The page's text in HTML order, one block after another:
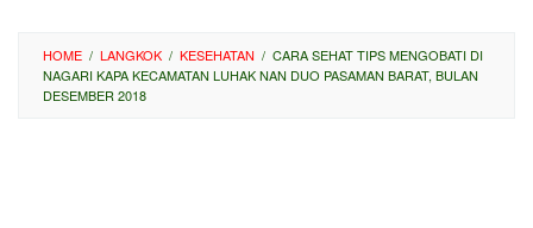
HOME / LANGKOK / KESEHATAN / CARA SEHAT TIPS MENGOBATI DI
NAGARI KAPA KECAMATAN LUHAK NAN DUO PASAMAN BARAT, BULAN
DESEMBER 2018